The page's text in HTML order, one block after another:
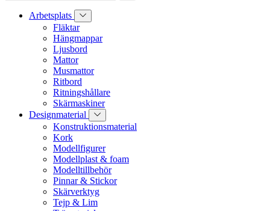
Arbetsplats
Fläktar
Hängmappar
Ljusbord
Mattor
Musmattor
Ritbord
Ritningshållare
Skärmaskiner
Designmaterial
Konstruktionsmaterial
Kork
Modellfigurer
Modellplast & foam
Modelltillbehör
Pinnar & Stickor
Skärverktyg
Tejp & Lim